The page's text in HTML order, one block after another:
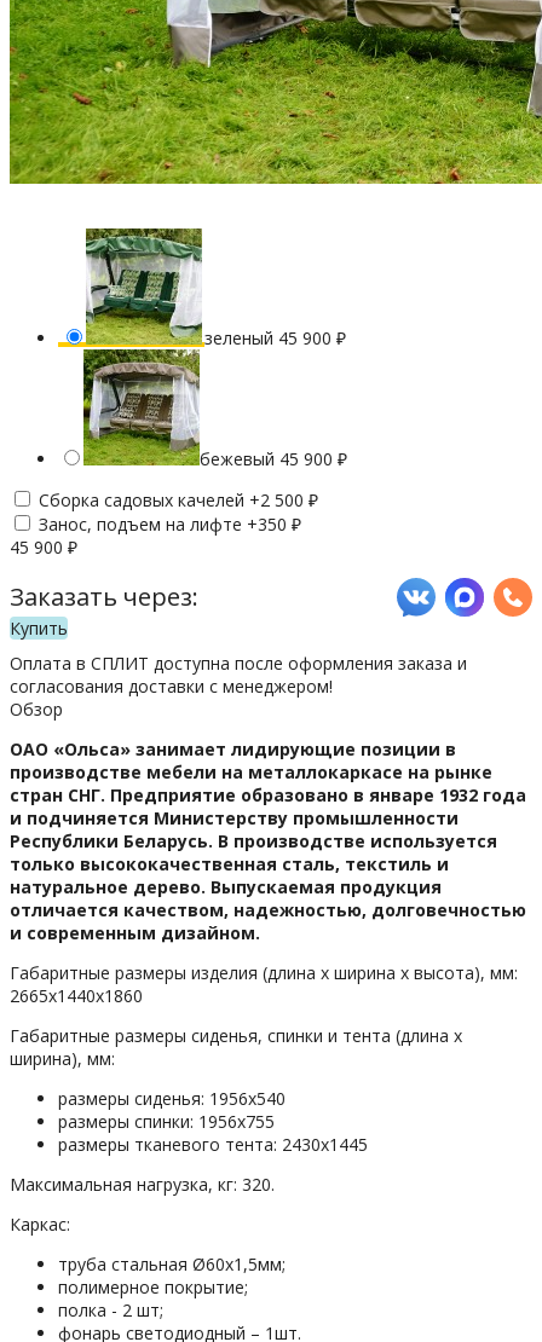
зеленый 45 900 ₽
бежевый 45 900 ₽
Сборка садовых качелей +2 500 ₽
Занос, подъем на лифте +350 ₽
45 900 ₽
Заказать через:
Купить
Оплата в СПЛИТ доступна после оформления заказа и
согласования доставки с менеджером!
Обзор
ОАО «Ольса» занимает лидирующие позиции в
производстве мебели на металлокаркасе на рынке
стран СНГ. Предприятие образовано в январе 1932 года
и подчиняется Министерству промышленности
Республики Беларусь. В производстве используется
только высококачественная сталь, текстиль и
натуральное дерево. Выпускаемая продукция
отличается качеством, надежностью, долговечностью
и современным дизайном.
Габаритные размеры изделия (длина х ширина х высота), мм:
2665х1440х1860
Габаритные размеры сиденья, спинки и тента (длина х
ширина), мм:
размеры сиденья: 1956х540
размеры спинки: 1956х755
размеры тканевого тента: 2430х1445
Максимальная нагрузка, кг: 320.
Каркас:
труба стальная Ø60х1,5мм;
полимерное покрытие;
полка - 2 шт;
фонарь светодиодный – 1шт.